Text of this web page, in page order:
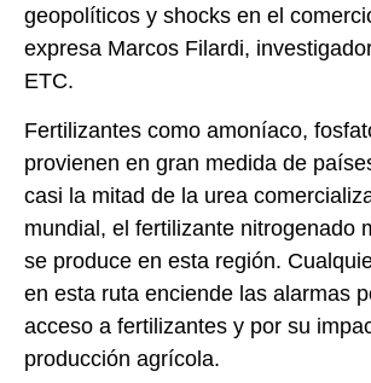
geopolíticos y shocks en el
expresa Marcos Filardi,
ETC.
Fertilizantes como amoníaco,
provienen en gran medida de
casi la mitad de la urea
mundial, el fertilizante nitrogenado
se produce en esta región.
en esta ruta enciende las alarmas
acceso a fertilizantes y por su
producción agrícola.